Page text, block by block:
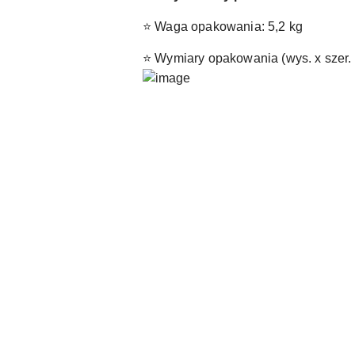
⭐ Waga opakowania: 5,2 kg
⭐ Wymiary opakowania (wys. x szer.